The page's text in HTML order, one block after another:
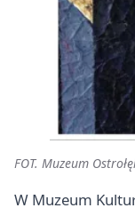
FOT. Muzeum
W Muzeum